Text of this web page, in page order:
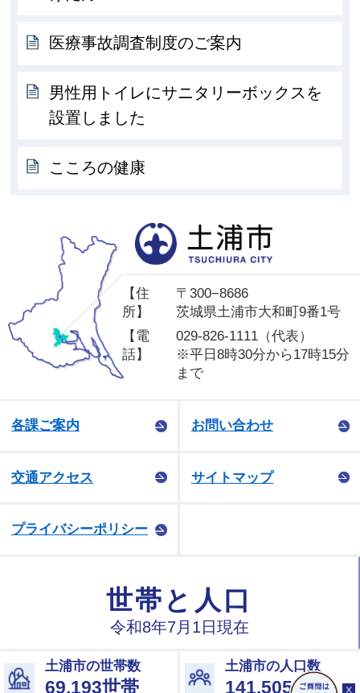
医療事故調査制度のご案内
男性用トイレにサニタリーボックスを
設置しました
こころの健康
【住
所】
〒300−8686
茨城県土浦市大和町9番1号
【電
話】
029-826-1111（代表）
※平日8時30分から17時15分
まで
各課ご案内 お問い合わせ
交通アクセス サイトマップ
プライバシーポリシー